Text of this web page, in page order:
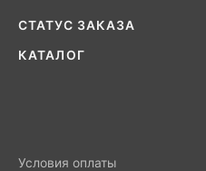
СТАТУС ЗАКАЗА
КАТАЛОГ
Условия оплаты